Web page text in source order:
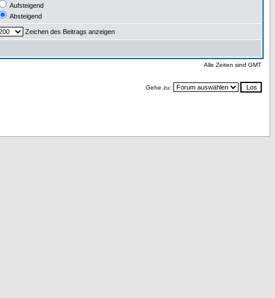
Aufsteigend
Absteigend
Zeichen des Beitrags anzeigen
Alle Zeiten sind GMT
Gehe zu: